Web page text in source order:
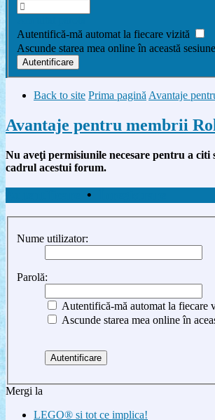
Autentifică-mă automat la fiecare vizită
Ascunde starea mea online în această sesiune
Back to site Prima paginăAvantaje
Avantaje pentru membrii
Nu aveţi permisiunile necesare pentru a citi
cadrul acestui forum.
•
Nume utilizator:
Parolă:
Autentifică-mă automat la fiecare
Ascunde starea mea online în
Mergi la
LEGO® si tot ce implica!